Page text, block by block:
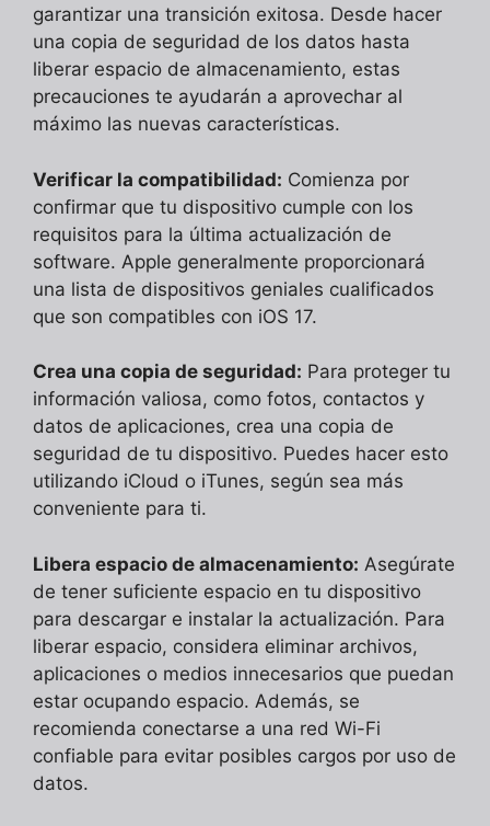
garantizar una transición exitosa. Desde hacer
una copia de seguridad de los datos hasta
liberar espacio de almacenamiento, estas
precauciones te ayudarán a aprovechar al
máximo las nuevas características.
Verificar la compatibilidad: Comienza por
confirmar que tu dispositivo cumple con los
requisitos para la última actualización de
software. Apple generalmente proporcionará
una lista de dispositivos geniales cualificados
que son compatibles con iOS 17.
Crea una copia de seguridad: Para proteger tu
información valiosa, como fotos, contactos y
datos de aplicaciones, crea una copia de
seguridad de tu dispositivo. Puedes hacer esto
utilizando iCloud o iTunes, según sea más
conveniente para ti.
Libera espacio de almacenamiento: Asegúrate
de tener suficiente espacio en tu dispositivo
para descargar e instalar la actualización. Para
liberar espacio, considera eliminar archivos,
aplicaciones o medios innecesarios que puedan
estar ocupando espacio. Además, se
recomienda conectarse a una red Wi-Fi
confiable para evitar posibles cargos por uso de
datos.